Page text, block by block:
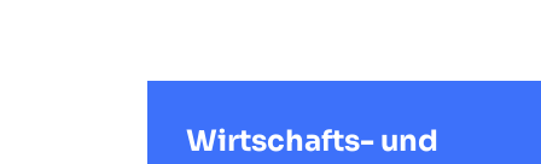
Wirtschafts- und